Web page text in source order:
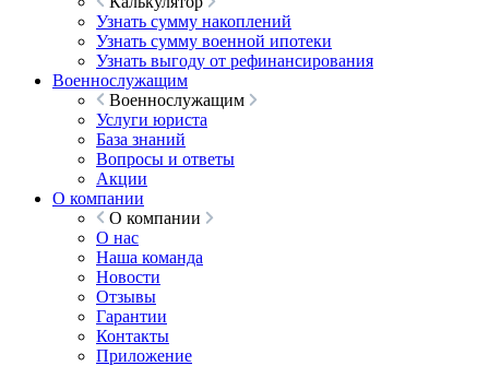
Узнать сумму накоплений
Узнать сумму военной ипотеки
Узнать выгоду от рефинансирования
Военнослужащим
Военнослужащим
Услуги юриста
База знаний
Вопросы и ответы
Акции
О компании
О компании
О нас
Наша команда
Новости
Отзывы
Гарантии
Контакты
Приложение